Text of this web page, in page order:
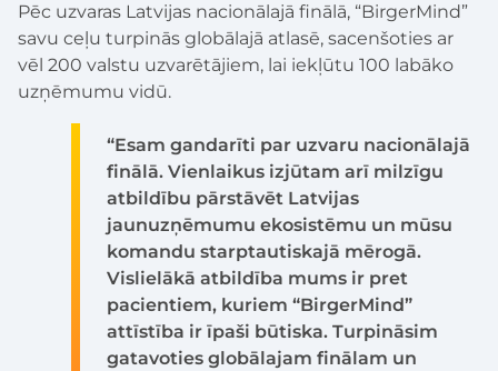
Pēc uzvaras Latvijas nacionālajā finālā, “BirgerMind”
savu ceļu turpinās globālajā atlasē, sacenšoties ar
vēl 200 valstu uzvarētājiem, lai iekļūtu 100 labāko
uzņēmumu vidū.
“Esam gandarīti par uzvaru nacionālajā
finālā. Vienlaikus izjūtam arī milzīgu
atbildību pārstāvēt Latvijas
jaunuzņēmumu ekosistēmu un mūsu
komandu starptautiskajā mērogā.
Vislielākā atbildība mums ir pret
pacientiem, kuriem “BirgerMind”
attīstība ir īpaši būtiska. Turpināsim
gatavoties globālajam finālam un